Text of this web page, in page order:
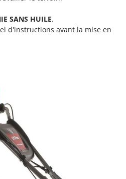
SANS HUILE.
d'instructions avant la mise en